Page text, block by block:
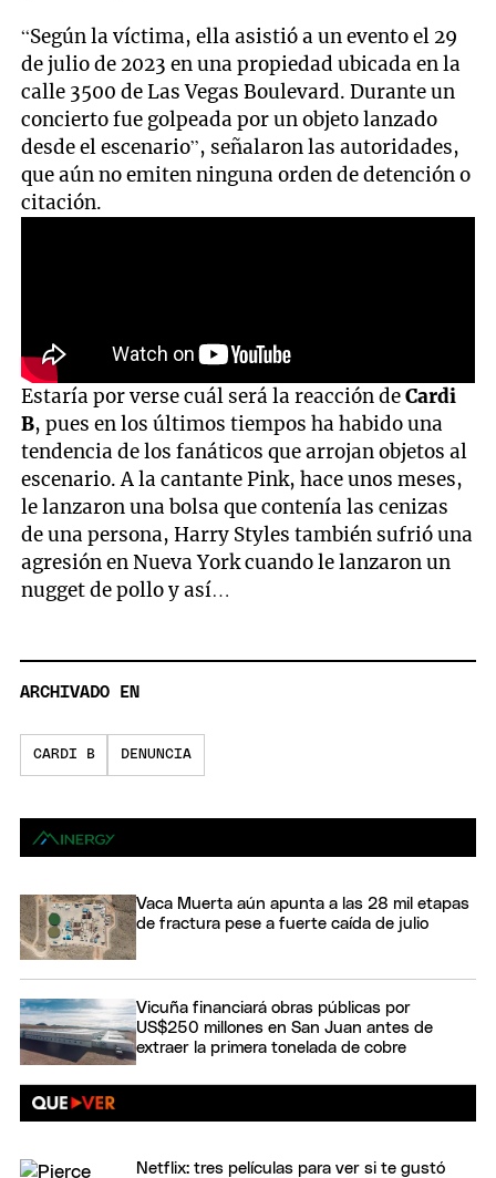
“Según la víctima, ella asistió a un evento el 29
de julio de 2023 en una propiedad ubicada en la
calle 3500 de Las Vegas Boulevard. Durante un
concierto fue golpeada por un objeto lanzado
desde el escenario”, señalaron las autoridades,
que aún no emiten ninguna orden de detención o
citación.
Estaría por verse cuál será la reacción deCardi
B, pues en los últimos tiempos ha habido una
tendencia de los fanáticos que arrojan objetos al
escenario. A la cantante Pink, hace unos meses,
le lanzaron una bolsa que contenía las cenizas
de una persona, Harry Styles también sufrió una
agresión en Nueva York cuando le lanzaron un
nugget de pollo y así…
ARCHIVADO EN
CARDI B DENUNCIA
Vaca Muerta aún apunta a las 28 mil etapas
de fractura pese a fuerte caída de julio
Vicuña financiará obras públicas por
US$250 millones en San Juan antes de
extraer la primera tonelada de cobre
Netflix: tres películas para ver si te gustó